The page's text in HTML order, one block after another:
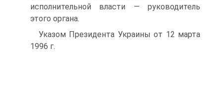
исполнительной власти — руководитель
этого органа.
Указом Президента Украины от 12 марта
1996 г.